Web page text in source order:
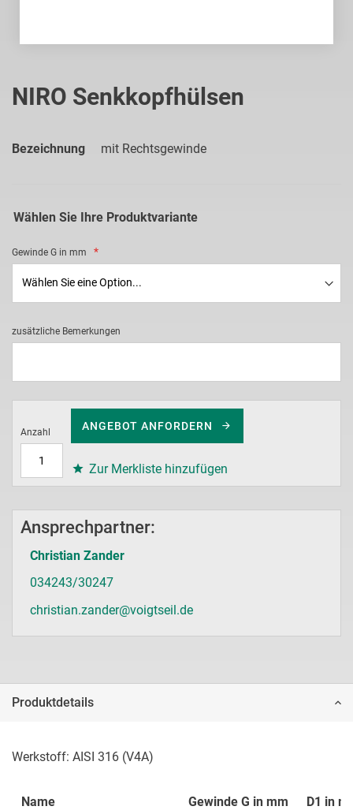
NIRO Senkkopfhülsen
Bezeichnung mit Rechtsgewinde
Wählen Sie Ihre Produktvariante
Gewinde G in mm
zusätzliche Bemerkungen
Anzahl
ANGEBOT ANFORDERN
Zur Merkliste hinzufügen
Ansprechpartner:
Christian Zander
034243/30247
christian.zander@voigtseil.de
Anfang
der
springen
Produktdetails
Werkstoff: AISI 316 (V4A)
Name Gewinde G in mm D1 in